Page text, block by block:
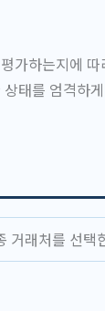
가하는지에
태를 엄격하
거래처를 선택